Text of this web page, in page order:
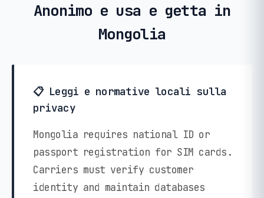
Anonimo e usa e getta in
Mongolia
📋 Leggi e normative locali sulla
privacy
Mongolia requires national ID or
passport registration for SIM cards.
Carriers must verify customer
identity and maintain databases